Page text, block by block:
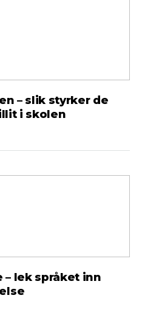
– slik styrker de
i skolen
– lek språket inn